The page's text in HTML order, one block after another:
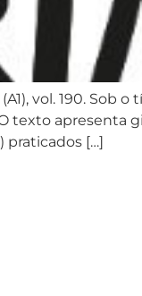
vol. 190. Sob
texto apresenta
praticados […]